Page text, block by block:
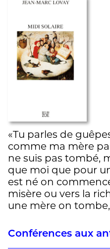
«Tu parles de
comme ma mère
ne suis pas tombé,
que moi que pour
est né on
misère ou vers la
une mère on
Conférences aux